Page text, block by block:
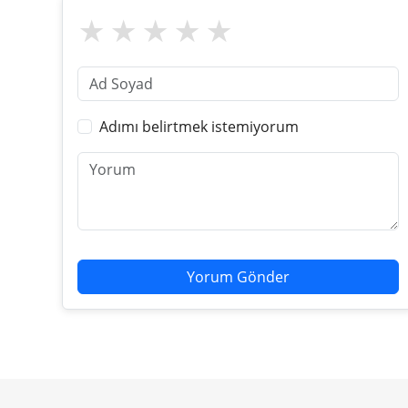
Adımı belirtmek istemiyorum
Yorum Gönder